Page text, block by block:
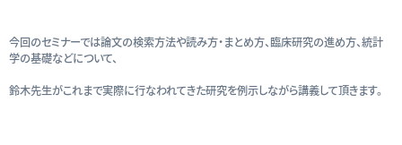
今回のセミナーでは論文の検索方法や読み方・まとめ方、臨床研究の進め方、統計
学の基礎などについて、
鈴木先生がこれまで実際に行なわれてきた研究を例示しながら講義して頂きます。